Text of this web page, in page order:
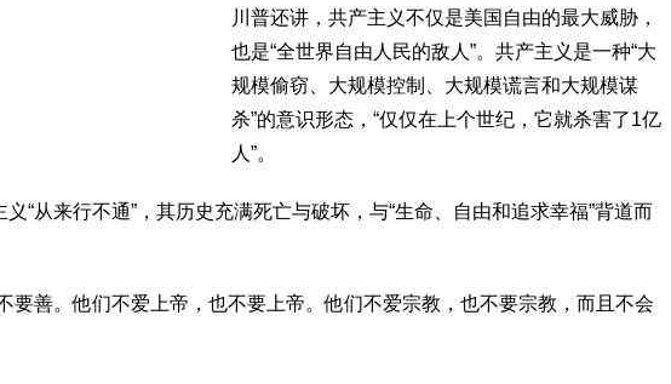
川普还讲，共产主义不仅是美国自由的最大威胁，
也是“全世界自由人民的敌人”。共产主义是一种“大
规模偷窃、大规模控制、大规模谎言和大规模谋
杀”的意识形态，“仅仅在上个世纪，它就杀害了1亿
人”。
义“从来行不通”，其历史充满死亡与破坏，与“生命、自由和追求幸福”背道而
要善。他们不爱上帝，也不要上帝。他们不爱宗教，也不要宗教，而且不会